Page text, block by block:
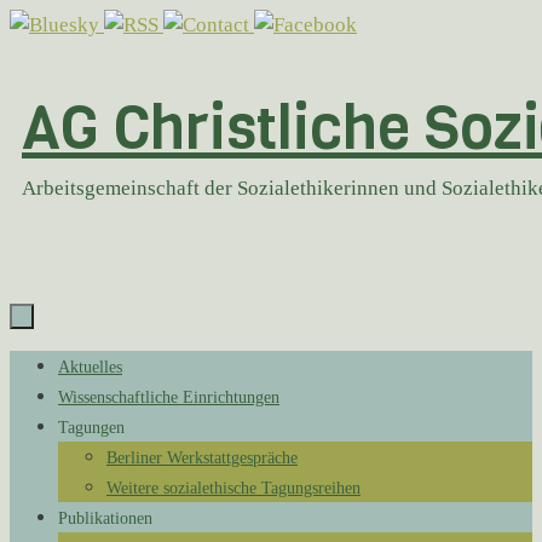
Zum
AG Christliche
Arbeitsgemeinschaft der Sozialethikerinnen und
Zum
Inhalt
springen
Aktuelles
Wissenschaftliche Einrichtungen
Tagungen
Berliner Werkstattgespräche
Weitere sozialethische Tagungsreihen
Publikationen